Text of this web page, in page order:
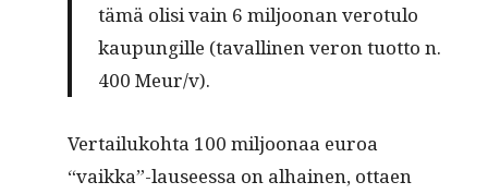
tämä olisi vain 6 miljoo­nan vero­tu­lo
kaupungille (tavalli­nen veron tuot­to n.
400 Meur/v).
Ver­tailuko­h­ta 100 miljoon­aa euroa
“vaikka”-lauseessa on alhainen, ottaen